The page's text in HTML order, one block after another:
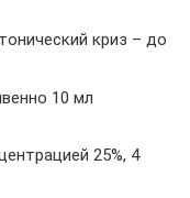
криз – до
10 мл
25%, 4